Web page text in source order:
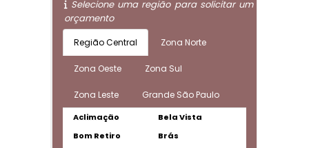
Selecione uma região para solicitar um
orçamento
Região Central Zona Norte
Zona Oeste Zona Sul
Zona Leste Grande São Paulo
Aclimação
Bela Vista
Bom Retiro
Brás